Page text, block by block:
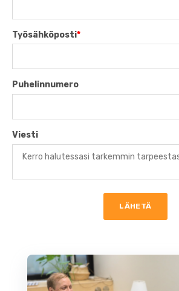
Työsähköposti*
Puhelinnumero
Viesti